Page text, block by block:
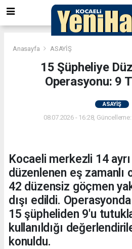
Anasayfa ASAYİŞ
15 Şüpheliye
Operasyonu: 9
ASAYİŞ
08.07.2026 - 16:28,
Kocaeli merkezli 14
düzenlenen eş zamanlı
42 düzensiz göçmen
dışı edildi.
15 şüpheliden 9'u
kullanıldığı
konuldu.